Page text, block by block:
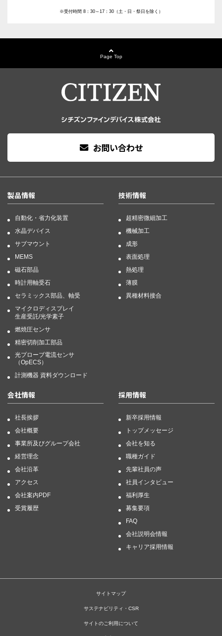
※受付時間 8：30～17：30（土・日・祭日を除く）
Page Top
お問い合わせ
製品情報
自動化・省力化装置
水晶デバイス
サブマウント
MEMS
磁石部品
時計用軸受石
セラミックス部品、軸受
マイクロディスプレイ
生産受託/光学素子
燃焼圧センサ
精密切削加工部品
光プローブ電流センサ
（OpECS）
計測機器 資料ダウンロード
技術情報
超精密微細加工
機械加工
成形
表面処理
熱処理
薄膜
異種材料接合
会社情報
社長挨拶
会社概要
事業所及びグループ会社
経営理念
会社沿革
アクセス
会社案内PDF
受賞履歴
採用情報
新卒採用情報
トップメッセージ
会社を知る
職種ガイド
先輩社員の声
社員インタビュー
福利厚生
募集要項
FAQ
会社説明会情報
キャリア採用情報
サイトマップ
サステナビリティ・CSR
サイトのご利用について